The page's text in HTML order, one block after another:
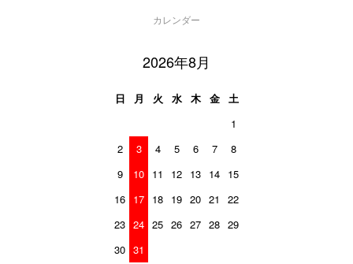
カレンダー
2026年8月
日 月 火 水 木 金
土
1
2
3 4 5 6 7
8
9
10 11 12 13 14 15
16 17 18 19 20 21
22
23 24 25 26 27 28 29
30 31